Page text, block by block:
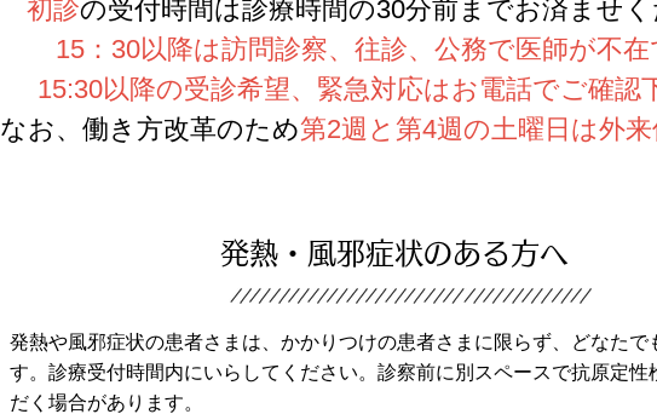
初診の受付時間は診療時間の30分前までお済ませく
15：30以降は訪問診察、往診、公務で医師が不在
15:30以降の受診希望、緊急対応はお電話でご確認
なお、働き方改革のため第2週と第4週の土曜日は外来
発熱・風邪症状のある方へ
発熱や風邪症状の患者さまは、かかりつけの患者さまに限らず、どなたで
す。診療受付時間内にいらしてください。診察前に別スペースで抗原定性
だく場合があります。